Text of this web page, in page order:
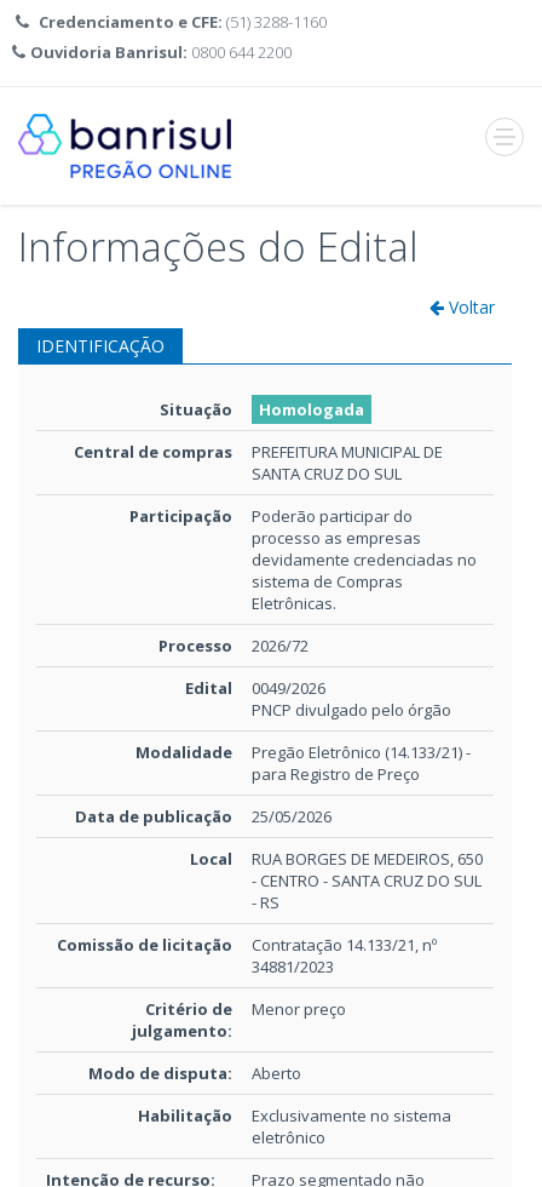
Credenciamento e CFE: (51) 3288-1160
Ouvidoria Banrisul: 0800 644 2200
Abrir
menu
Informações do Edital
Voltar
IDENTIFICAÇÃO
Situação
Homologada
Central de compras
PREFEITURA MUNICIPAL DE
SANTA CRUZ DO SUL
Participação
Poderão participar do
processo as empresas
devidamente credenciadas no
sistema de Compras
Eletrônicas.
Processo
2026/72
Edital
0049/2026
PNCP divulgado pelo órgão
Modalidade
Pregão Eletrônico (14.133/21) -
para Registro de Preço
Data de publicação
25/05/2026
Local
RUA BORGES DE MEDEIROS, 650
- CENTRO - SANTA CRUZ DO SUL
- RS
Comissão de licitação
Contratação 14.133/21, nº
34881/2023
Critério de
julgamento:
Menor preço
Modo de disputa:
Aberto
Habilitação
Exclusivamente no sistema
eletrônico
Intenção de recurso:
Prazo segmentado não